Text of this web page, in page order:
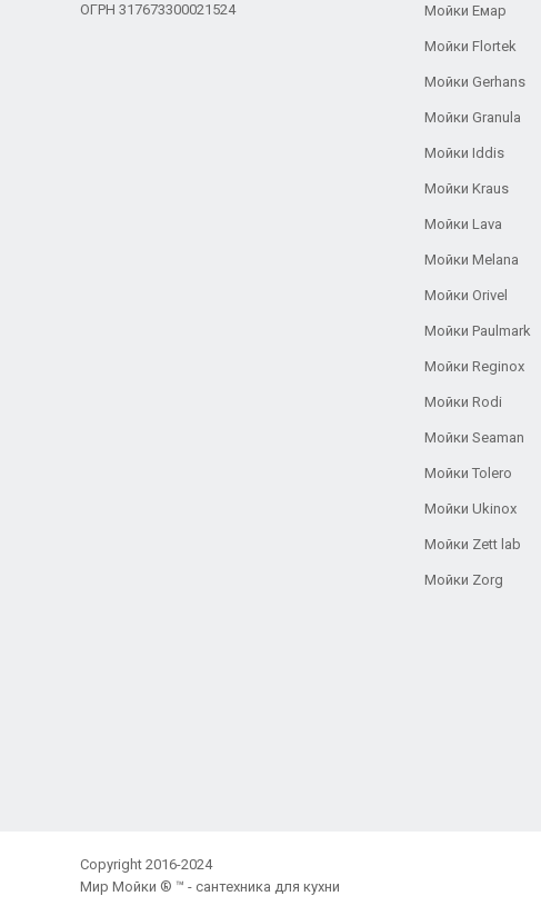
ОГРН 317673300021524
Мойки Емар
Мойки Flortek
Мойки Gerhans
Мойки Granula
Мойки Iddis
Мойки Kraus
Мойки Lava
Мойки Melana
Мойки Orivel
Мойки Paulmark
Мойки Reginox
Мойки Rodi
Мойки Seaman
Мойки Tolero
Мойки Ukinox
Мойки Zett lab
Мойки Zorg
Copyright 2016-2024
Мир Мойки ® ™ - сантехника для кухни